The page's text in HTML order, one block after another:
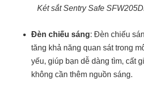
Két sắt Sentry Safe
Đèn chiếu sáng: Đèn chiếu
tăng khả năng quan sát trong
yếu, giúp bạn dễ dàng tìm, cất
không cần thêm nguồn sáng.​